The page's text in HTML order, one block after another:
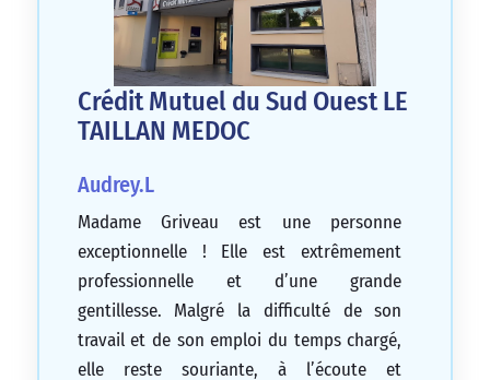
Crédit Mutuel du Sud Ouest LE
TAILLAN MEDOC
Audrey.L
Madame Griveau est une personne
exceptionnelle ! Elle est extrêmement
professionnelle et d’une grande
gentillesse. Malgré la difficulté de son
travail et de son emploi du temps chargé,
elle reste souriante, à l’écoute et